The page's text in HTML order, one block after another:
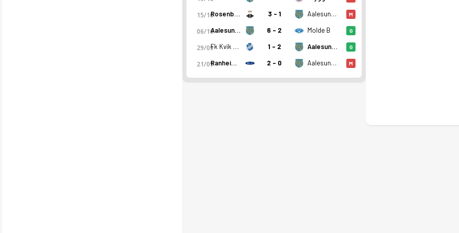
15/10 Rosenborg II 3 - 1 Aalesund 2 M
06/10 Aalesund 2 6 - 2 Molde B G
29/09 Fk Kvik Trondheim 1 - 2 Aalesund 2 G
21/09 Ranheim 2 2 - 0 Aalesund 2 M